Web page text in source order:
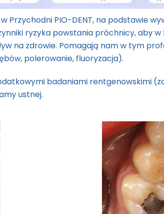
PIO-DENT, na podstawie
ryzyka powstania próchnicy, aby w
na zdrowie. Pomagają nam w tym
polerowanie, fluoryzacja).
badaniami rentgenowskimi
ustnej.